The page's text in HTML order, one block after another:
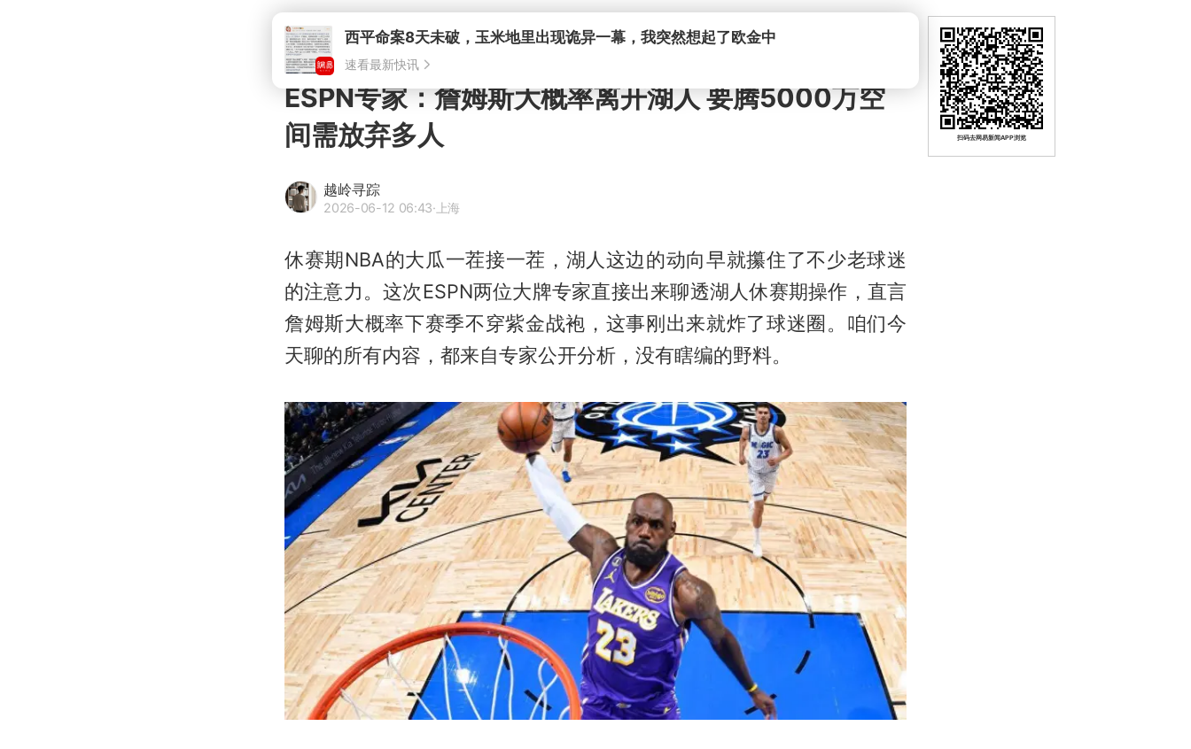
ESPN专家：詹姆斯大概率离开湖人 要腾5000万空
间需放弃多人
越岭寻踪
2026-06-12 06:43·上海
休赛期NBA的大瓜一茬接一茬，湖人这边的动向早就攥住了不少老球迷
的注意力。这次ESPN两位大牌专家直接出来聊透湖人休赛期操作，直言
詹姆斯大概率下赛季不穿紫金战袍，这事刚出来就炸了球迷圈。咱们今
天聊的所有内容，都来自专家公开分析，没有瞎编的野料。
扫码去网易新闻APP浏览